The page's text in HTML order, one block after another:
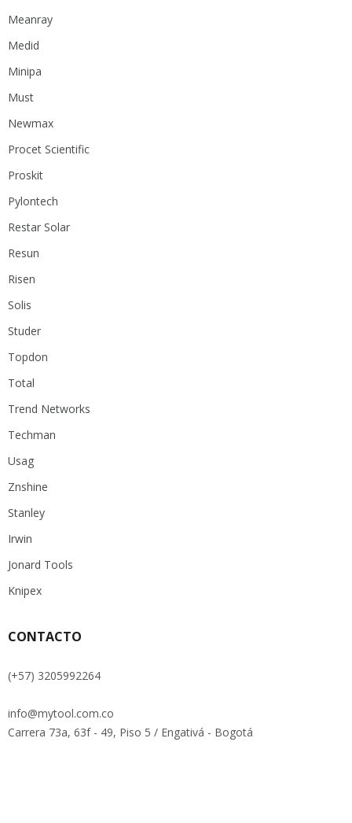
Meanray
Medid
Minipa
Must
Newmax
Procet Scientific
Proskit
Pylontech
Restar Solar
Resun
Risen
Solis
Studer
Topdon
Total
Trend Networks
Techman
Usag
Znshine
Stanley
Irwin
Jonard Tools
Knipex
CONTACTO
(+57) 3205992264
info@mytool.com.co
Carrera 73a, 63f - 49, Piso 5 / Engativá - Bogotá